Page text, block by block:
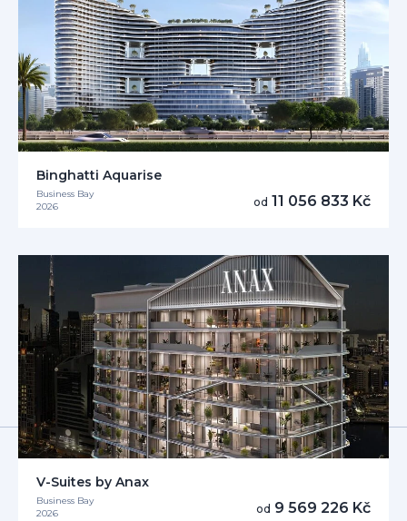
Binghatti Aquarise
Business Bay
2026
od 11 056 833 Kč
V-Suites by Anax
Business Bay
2026
od 9 569 226 Kč